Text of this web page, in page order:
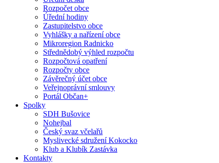
Rozpočet obce
Úřední hodiny
Zastupitelstvo obce
Vyhlášky a nařízení obce
Mikroregion Radnicko
Střednědobý výhled rozpočtu
Rozpočtová opatření
Rozpočty obce
Závěrečný účet obce
Veřejnoprávní smlouvy
Portál Občan+
Spolky
SDH Bušovice
Nohejbal
Český svaz včelařů
Myslivecké sdružení Kokocko
Klub a Klubík Zastávka
Kontakty